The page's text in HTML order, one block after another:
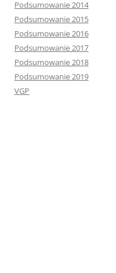
Podsumowanie 2014
Podsumowanie 2015
Podsumowanie 2016
Podsumowanie 2017
Podsumowanie 2018
Podsumowanie 2019
VGP